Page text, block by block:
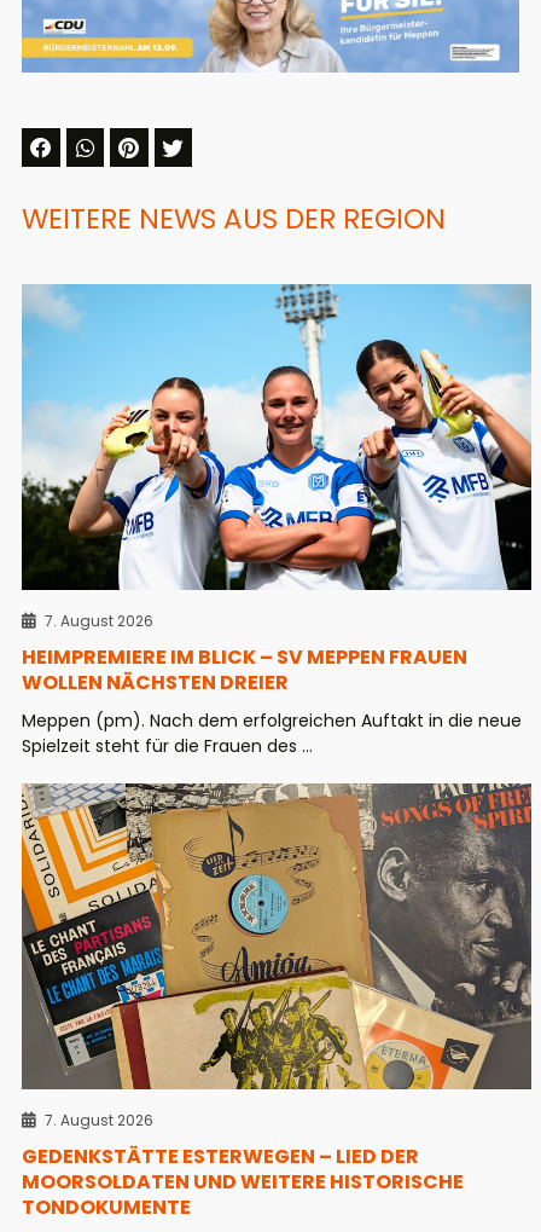
WEITERE NEWS AUS DER REGION
7. August 2026
HEIMPREMIERE IM BLICK – SV MEPPEN FRAUEN
WOLLEN NÄCHSTEN DREIER
Meppen (pm). Nach dem erfolgreichen Auftakt in die neue
Spielzeit steht für die Frauen des ...
7. August 2026
GEDENKSTÄTTE ESTERWEGEN – LIED DER
MOORSOLDATEN UND WEITERE HISTORISCHE
TONDOKUMENTE